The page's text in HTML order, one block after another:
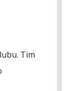
Tim